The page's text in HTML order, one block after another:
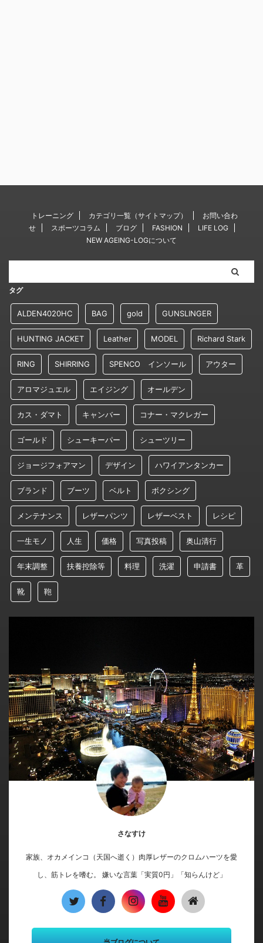
トレーニング カテゴリ一覧（サイトマップ）
お問い合わ
せ
スポーツコラム ブログ FASHION
LIFE LOG
NEW AGEING-LOGについて
タグ
ALDEN4020HC BAG gold GUNSLINGER
HUNTING JACKET Leather MODEL Richard Stark
RING SHIRRING SPENCO インソール アウター
アロマジュエル エイジング オールデン
カス・ダマト キャンバー コナー・マクレガー
ゴールド シューキーパー シューツリー
ジョージフォアマン デザイン ハワイアンタンカー
ブランド ブーツ ベルト ボクシング
メンテナンス レザーパンツ レザーベスト レシピ
一生モノ 人生 価格 写真投稿 奥山清行
年末調整 扶養控除等 料理 洗濯 申請書 革
靴 鞄
さなすけ
家族、オカメインコ（天国へ逝く）肉厚レザーのクロムハーツを愛
し、筋トレを嗜む。 嫌いな言葉「実質0円」「知らんけど」